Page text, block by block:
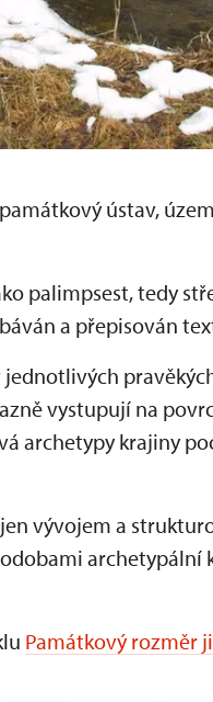
ústav,
palimpsest, tedy
a přepisován
vystupují na
archetypy krajiny
vývojem a
archetypální
Památkový rozměr